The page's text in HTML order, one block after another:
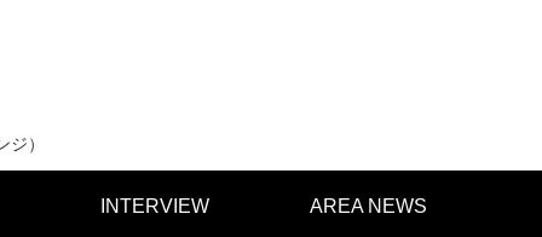
）
INTERVIEW AREA NEWS